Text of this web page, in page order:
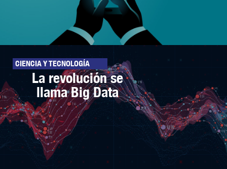
CIENCIA Y TECNOLOGÍA
La revolución se
llama Big Data